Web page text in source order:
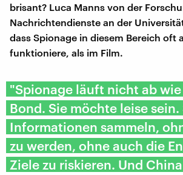
brisant? Luca Manns von der
Nachrichtendienste an der
dass Spionage in diesem Bereich oft
funktioniere, als im Film.
"Spionage läuft nicht ab wie
Bond. Sie möchte leise
Informationen sammeln,
zu werden, ohne auch die
Ziele zu riskieren. Und